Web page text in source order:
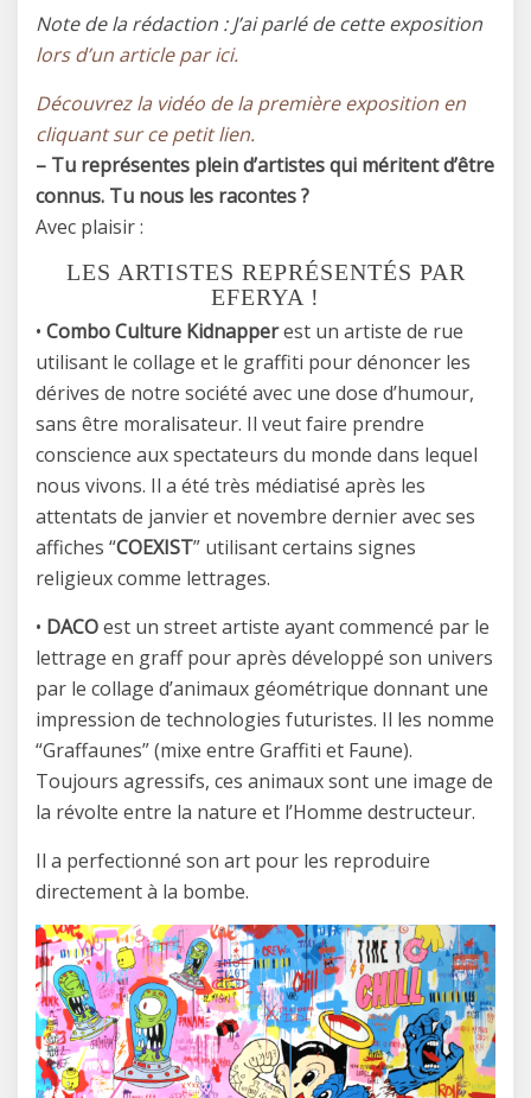
Note de la rédaction : J’ai parlé de cette exposition
lors d’un article par ici.
Découvrez la vidéo de la première exposition en
cliquant sur ce petit lien.
– Tu représentes plein d’artistes qui méritent d’être
connus. Tu nous les racontes ?
Avec plaisir :
LES ARTISTES REPRÉSENTÉS PAR
EFERYA !
• Combo Culture Kidnapperest un artiste de rue
utilisant le collage et le graffiti pour dénoncer les
dérives de notre société avec une dose d’humour,
sans être moralisateur. Il veut faire prendre
conscience aux spectateurs du monde dans lequel
nous vivons. Il a été très médiatisé après les
attentats de janvier et novembre dernier avec ses
affiches “COEXIST” utilisant certains signes
religieux comme lettrages.
• DACOest un street artiste ayant commencé par le
lettrage en graff pour après développé son univers
par le collage d’animaux géométrique donnant une
impression de technologies futuristes. Il les nomme
“Graffaunes” (mixe entre Graffiti et Faune).
Toujours agressifs, ces animaux sont une image de
la révolte entre la nature et l’Homme destructeur.
Il a perfectionné son art pour les reproduire
directement à la bombe.